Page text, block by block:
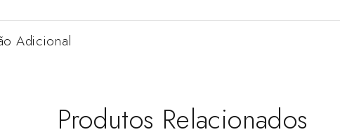
Adicional
Produtos Relacionados